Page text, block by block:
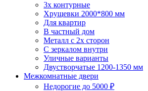
3х контурные
Хрущевки 2000*800 мм
Для квартир
В частный дом
Металл с 2х сторон
С зеркалом внутри
Уличные варианты
Двустворчатые 1200-1350 мм
Межкомнатные двери
Недорогие до 5000 ₽